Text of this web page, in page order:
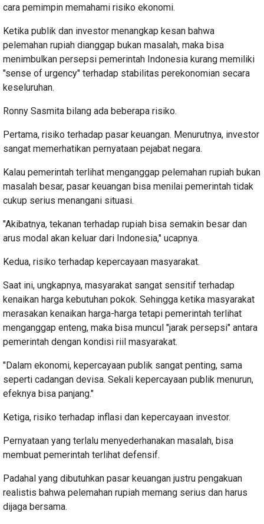
cara pemimpin memahami risiko ekonomi.
Ketika publik dan investor menangkap kesan bahwa
pelemahan rupiah dianggap bukan masalah, maka bisa
menimbulkan persepsi pemerintah Indonesia kurang memiliki
"sense of urgency" terhadap stabilitas perekonomian secara
keseluruhan.
Ronny Sasmita bilang ada beberapa risiko.
Pertama, risiko terhadap pasar keuangan. Menurutnya, investor
sangat memerhatikan pernyataan pejabat negara.
Kalau pemerintah terlihat menganggap pelemahan rupiah bukan
masalah besar, pasar keuangan bisa menilai pemerintah tidak
cukup serius menangani situasi.
"Akibatnya, tekanan terhadap rupiah bisa semakin besar dan
arus modal akan keluar dari Indonesia," ucapnya.
Kedua, risiko terhadap kepercayaan masyarakat.
Saat ini, ungkapnya, masyarakat sangat sensitif terhadap
kenaikan harga kebutuhan pokok. Sehingga ketika masyarakat
merasakan kenaikan harga-harga tetapi pemerintah terlihat
menganggap enteng, maka bisa muncul "jarak persepsi" antara
pemerintah dengan kondisi riil masyarakat.
"Dalam ekonomi, kepercayaan publik sangat penting, sama
seperti cadangan devisa. Sekali kepercayaan publik menurun,
efeknya bisa panjang."
Ketiga, risiko terhadap inflasi dan kepercayaan investor.
Pernyataan yang terlalu menyederhanakan masalah, bisa
membuat pemerintah terlihat defensif.
Padahal yang dibutuhkan pasar keuangan justru pengakuan
realistis bahwa pelemahan rupiah memang serius dan harus
dijaga bersama.